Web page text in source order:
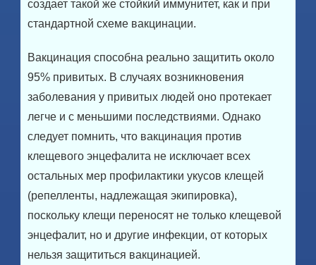
создает такой же стойкий иммунитет, как и при
стандартной схеме вакцинации.
Вакцинация способна реально защитить около
95% привитых. В случаях возникновения
заболевания у привитых людей оно протекает
легче и с меньшими последствиями. Однако
следует помнить, что вакцинация против
клещевого энцефалита не исключает всех
остальных мер профилактики укусов клещей
(репелленты, надлежащая экипировка),
поскольку клещи переносят не только клещевой
энцефалит, но и другие инфекции, от которых
нельзя защититься вакцинацией.